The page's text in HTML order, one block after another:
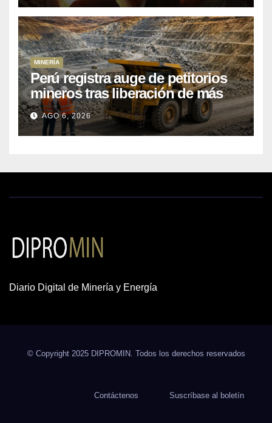
MINERÍA
Perú registra auge de petitorios
mineros tras liberación de más
de mil concesiones para explorar
cobre y oro
AGO 6, 2026
Diario Digital de Minería y Energía
© Copyright 2025 DIPROMIN. Todos los derechos reservados
Contáctenos Suscríbase al boletín